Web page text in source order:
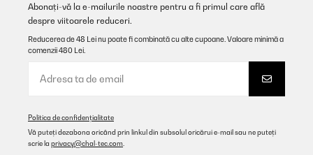
Abonați-vă la e-mailurile noastre pentru a fi primul care află
despre viitoarele reduceri.
Reducerea de 48 Lei nu poate fi combinată cu alte cupoane. Valoare minimă a
comenzii 480 Lei.
Politica de confidențialitate
Vă puteți dezabona oricând prin linkul din subsolul oricărui e-mail sau ne puteți
scrie la privacy@chal-tec.com